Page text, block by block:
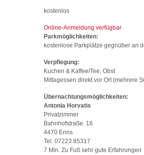
kostenlos
Online-Anmeldung verfügbar
Parkmöglichkeiten:
kostenlose Parkplätze gegnüber an
Verpflegung:
Kuchen & Kaffee/Tee, Obst
Mittagessen direkt vor Ort (mehrere
Übernachtungsmöglichkeiten:
Antonia Horvatis
Privatzimmer
Bahnhofstraße. 16
4470 Enns
Tel. 07223 85317
7 Min. Zu Fuß sehr gute Erfahrungen